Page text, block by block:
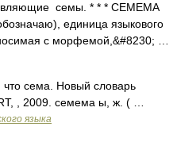
семы. * * * СЕМЕМА
единица языкового
с морфемой,&#8230; …
сема. Новый словарь
, 2009. семема ы, ж. ( …
языка